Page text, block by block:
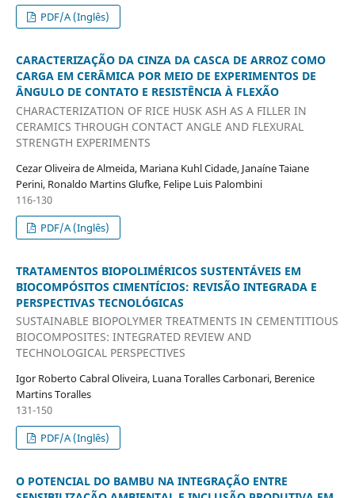
PDF/A (Inglês)
CARACTERIZAÇÃO DA CINZA DA CASCA DE ARROZ COMO
CARGA EM CERÂMICA POR MEIO DE EXPERIMENTOS DE
ÂNGULO DE CONTATO E RESISTÊNCIA À FLEXÃO
CHARACTERIZATION OF RICE HUSK ASH AS A FILLER IN
CERAMICS THROUGH CONTACT ANGLE AND FLEXURAL
STRENGTH EXPERIMENTS
Cezar Oliveira de Almeida, Mariana Kuhl Cidade, Janaíne Taiane
Perini, Ronaldo Martins Glufke, Felipe Luis Palombini
116-130
PDF/A (Inglês)
TRATAMENTOS BIOPOLIMÉRICOS SUSTENTÁVEIS EM
BIOCOMPÓSITOS CIMENTÍCIOS: REVISÃO INTEGRADA E
PERSPECTIVAS TECNOLÓGICAS
SUSTAINABLE BIOPOLYMER TREATMENTS IN CEMENTITIOUS
BIOCOMPOSITES: INTEGRATED REVIEW AND
TECHNOLOGICAL PERSPECTIVES
Igor Roberto Cabral Oliveira, Luana Toralles Carbonari, Berenice
Martins Toralles
131-150
PDF/A (Inglês)
O POTENCIAL DO BAMBU NA INTEGRAÇÃO ENTRE